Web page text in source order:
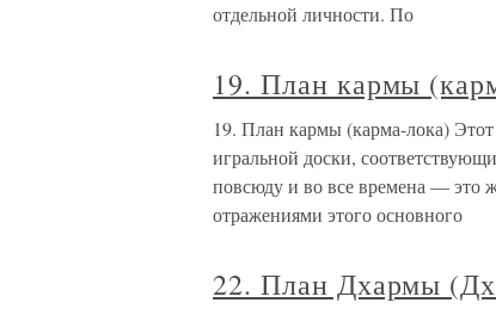
отдельной личности. По
19. План кармы
19. План кармы (карма-лока)
игральной доски,
повсюду и во все времена — это
отражениями этого основного
22. План Дхармы